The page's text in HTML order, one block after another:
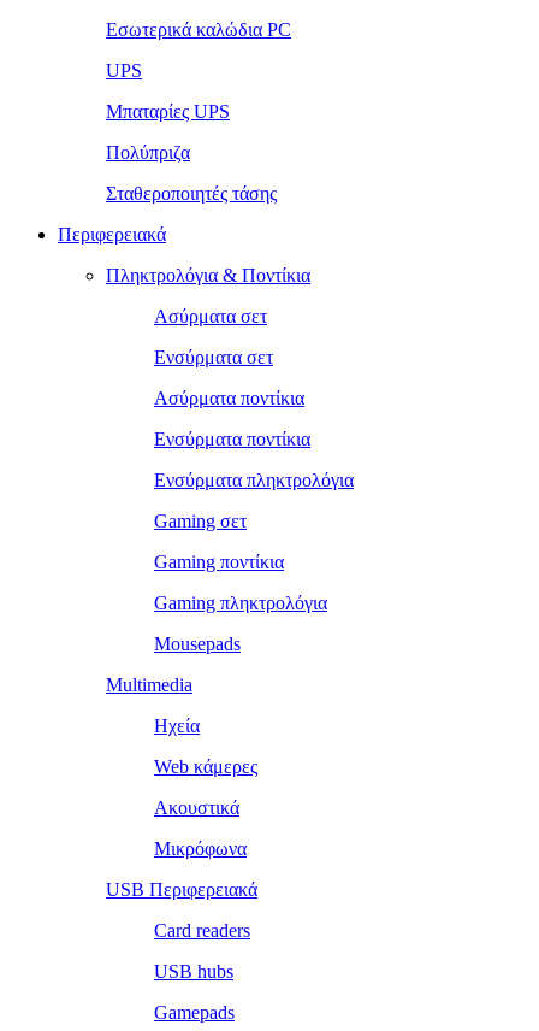
Εσωτερικά καλώδια PC
UPS
Μπαταρίες UPS
Πολύπριζα
Σταθεροποιητές τάσης
Περιφερειακά
Πληκτρολόγια & Ποντίκια
Ασύρματα σετ
Ενσύρματα σετ
Ασύρματα ποντίκια
Ενσύρματα ποντίκια
Ενσύρματα πληκτρολόγια
Gaming σετ
Gaming ποντίκια
Gaming πληκτρολόγια
Mousepads
Multimedia
Ηχεία
Web κάμερες
Ακουστικά
Μικρόφωνα
USB Περιφερειακά
Card readers
USB hubs
Gamepads